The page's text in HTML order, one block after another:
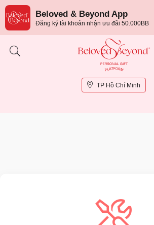
Beloved & Beyond App
Đăng ký tài khoản nhận ưu đãi 50.000BB
TP Hồ Chí Minh